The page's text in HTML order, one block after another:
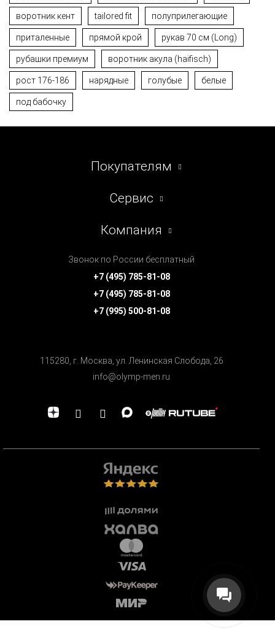
воротник кент tailored fit полуприлегающие
приталенные прямой крой рукав 70 см (Long)
рубашки премиум воротник акула (haifisch)
рост 176-186 нарядные голубые белые
под бабочку
Покупателям
Сервис
Компания
Звонок по России бесплатный
+7 (495) 785-81-08
+7 (495) 785-81-08
+7 (995) 500-81-08
115280, г. Москва, ул. Ленинская Cлобода, 26
info@olymp-men.ru